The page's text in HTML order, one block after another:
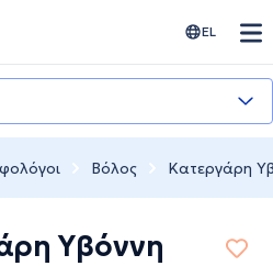
EL
Βόλος Κατεργάρη
Υβόννη